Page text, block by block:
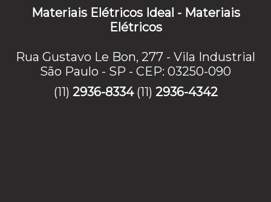
Materiais Elétricos Ideal - Materiais
Elétricos
Rua Gustavo Le Bon, 277 - Vila Industrial
São Paulo - SP - CEP: 03250-090
(11) 2936-8334 (11) 2936-4342